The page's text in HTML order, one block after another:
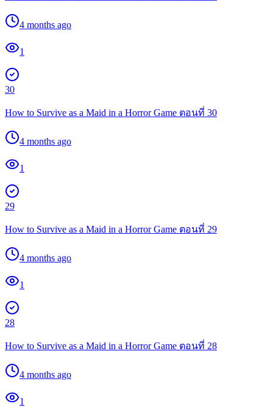
4 months ago
1
30
How to Survive as a Maid in a Horror Game ตอนที่ 30
4 months ago
1
29
How to Survive as a Maid in a Horror Game ตอนที่ 29
4 months ago
1
28
How to Survive as a Maid in a Horror Game ตอนที่ 28
4 months ago
1